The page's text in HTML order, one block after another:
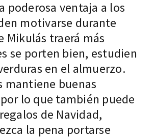
poderosa ventaja a los
motivarse durante
Mikulás traerá más
se porten bien, estudien
en el almuerzo.
mantiene buenas
lo que también puede
de Navidad,
la pena portarse